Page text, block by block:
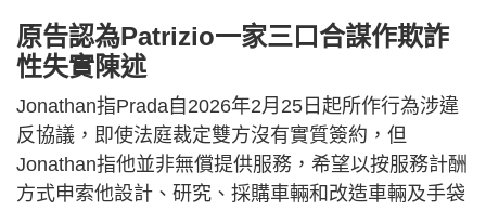
原告認為Patrizio一家三口合謀作欺詐
性失實陳述
Jonathan指Prada自2026年2月25日起所作行為涉違
反協議，即使法庭裁定雙方沒有實質簽約，但
Jonathan指他並非無償提供服務，希望以按服務計酬
方式申索他設計、研究、採購車輛和改造車輛及手袋